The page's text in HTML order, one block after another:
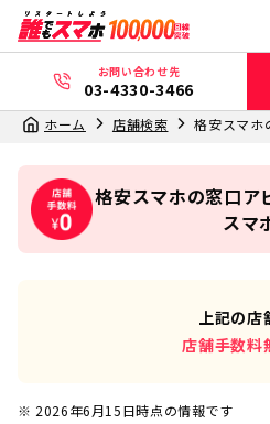
お問い合わせ先
03-4330-3466
ホーム 店舗検索 格安スマホ
格安スマホの窓口ア
スマ
上記の店
店舗手数料
2026年6月15日時点の情報です